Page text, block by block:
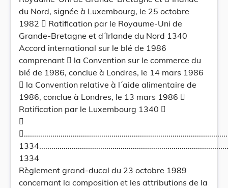
du Nord, signée à Luxembourg, le 25 octobre
1982  Ratification par le Royaume-Uni de
Grande-Bretagne et d´Irlande du Nord 1340
Accord international sur le blé de 1986
comprenant  la Convention sur le commerce du
blé de 1986, conclue à Londres, le 14 mars 1986
 la Convention relative à l´aide alimentaire de
1986, conclue à Londres, le 13 mars 1986 
Ratification par le Luxembourg 1340 

1334
Règlement grand-ducal du 23 octobre 1989
concernant la composition et les attributions de la